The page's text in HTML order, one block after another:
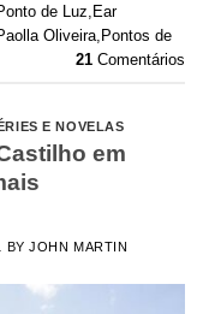
de Luz Ear
Oliveira Pontos de
21 Comentários
E NOVELAS
em
BYJOHN MARTIN